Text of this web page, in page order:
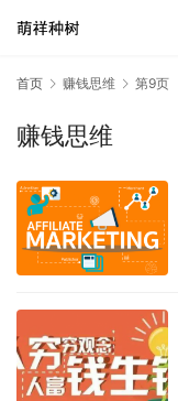
首页 赚钱思维 第9页
赚钱思维